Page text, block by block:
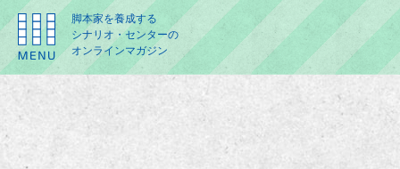
脚本家を養成する
シナリオ・センターの
オンラインマガジン